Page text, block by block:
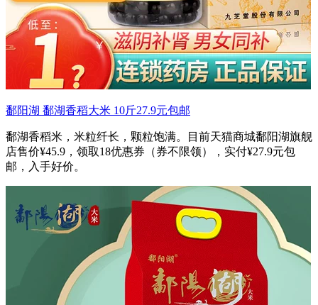
鄱阳湖 鄱湖香稻大米 10斤27.9元包邮
鄱湖香稻米，米粒纤长，颗粒饱满。目前天猫商城鄱阳湖旗舰
店售价¥45.9，领取18优惠券（券不限领），实付¥27.9元包
邮，入手好价。